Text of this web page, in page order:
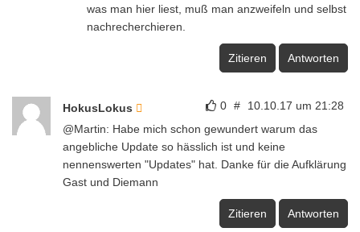
was man hier liest, muß man anzweifeln und selbst
nachrecherchieren.
Zitieren Antworten
0 # 10.10.17 um 21:28
HokusLokus
@Martin: Habe mich schon gewundert warum das
angebliche Update so hässlich ist und keine
nennenswerten "Updates" hat. Danke für die Aufklärung
Gast und Diemann
Zitieren Antworten